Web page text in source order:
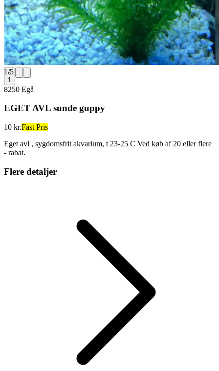
1/5
1
8250 Egå
EGET AVL sunde guppy
10 kr.Fast Pris
Eget avl , sygdomsfrit akvarium, t 23-25 C Ved køb af 20 eller flere
- rabat.
Flere detaljer